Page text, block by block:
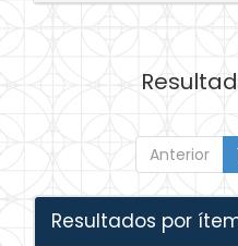
Anterior
Resultados por